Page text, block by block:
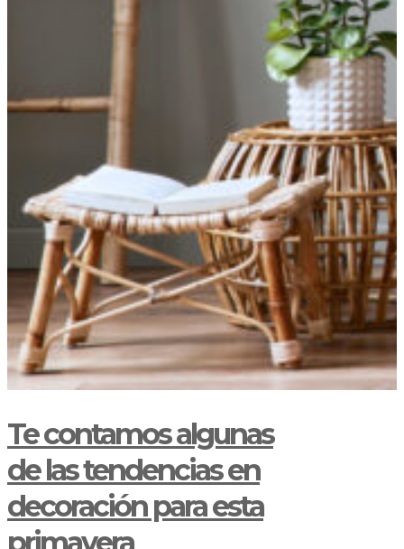
Te contamos algunas
de las tendencias en
decoración para esta